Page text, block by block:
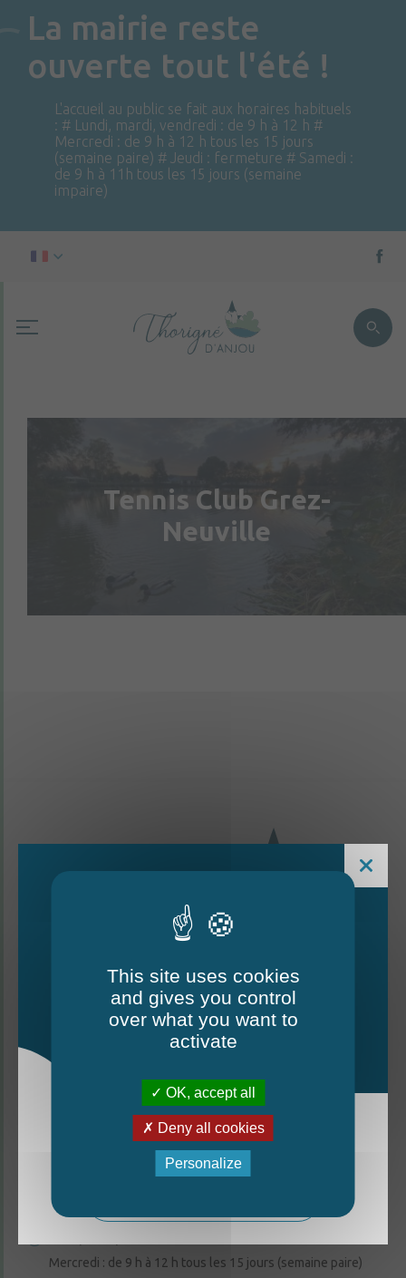
La mairie reste
ouverte tout l'été !
L'accueil au public se fait aux horaires habituels
: # Lundi, mardi, vendredi : de 9 h à 12 h #
Mercredi : de 9 h à 12 h tous les 15 jours
(semaine paire) # Jeudi : fermeture # Samedi :
de 9 h à 11h tous les 15 jours (semaine
impaire)
Tennis Club Grez-
Neuville
CONTACTEZ-NOUS
6 rue de la Harderie, 49220 Thorigné d’Anjou
02 41 95 32 15
Mercredi : de 9 h à 12 h tous les 15 jours (semaine paire)
Le Mag - édition estivale
La nouvelle édition du Mag est arrivée!
This site uses cookies
and gives you control
over what you want to
activate
OK, accept all
Deny all cookies
Personalize